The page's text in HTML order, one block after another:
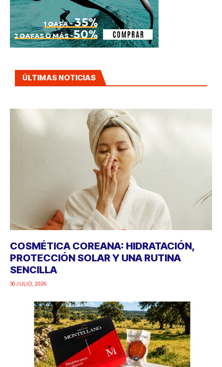
ÚLTIMAS NOTICIAS
COSMÉTICA COREANA: HIDRATACIÓN,
PROTECCIÓN SOLAR Y UNA RUTINA
SENCILLA
30 JULIO, 2026